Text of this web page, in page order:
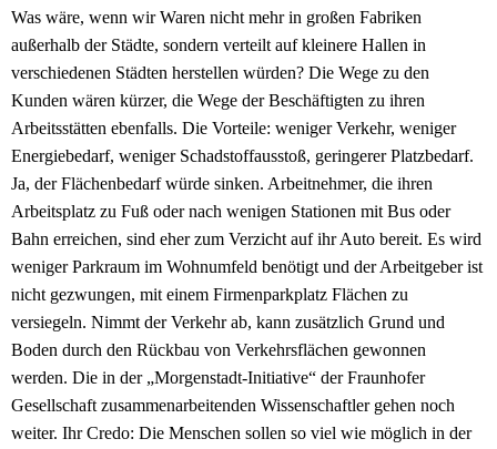
Was wäre, wenn wir Waren nicht mehr in großen Fabriken
außerhalb der Städte, sondern verteilt auf kleinere Hallen in
verschiedenen Städten herstellen würden? Die Wege zu den
Kunden wären kürzer, die Wege der Beschäftigten zu ihren
Arbeitsstätten ebenfalls. Die Vorteile: weniger Verkehr, weniger
Energiebedarf, weniger Schadstoffausstoß, geringerer Platzbedarf.
Ja, der Flächenbedarf würde sinken. Arbeitnehmer, die ihren
Arbeitsplatz zu Fuß oder nach wenigen Stationen mit Bus oder
Bahn erreichen, sind eher zum Verzicht auf ihr Auto bereit. Es wird
weniger Parkraum im Wohnumfeld benötigt und der Arbeitgeber ist
nicht gezwungen, mit einem Firmenparkplatz Flächen zu
versiegeln. Nimmt der Verkehr ab, kann zusätzlich Grund und
Boden durch den Rückbau von Verkehrsflächen gewonnen
werden. Die in der „Morgenstadt-Initiative“ der Fraunhofer
Gesellschaft zusammenarbeitenden Wissenschaftler gehen noch
weiter. Ihr Credo: Die Menschen sollen so viel wie möglich in der